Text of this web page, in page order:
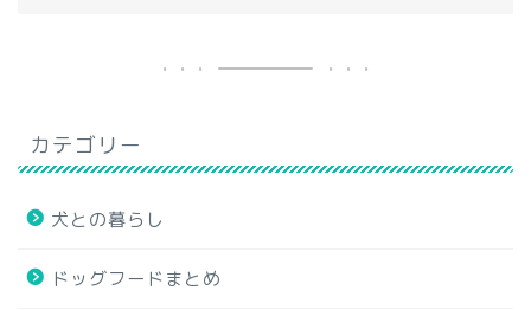
カテゴリー
犬との暮らし
ドッグフードまとめ